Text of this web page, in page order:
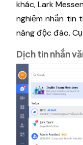
khác, Lark
nghiệm nhắn tin
năng độc đáo.
Dịch tin nhắn